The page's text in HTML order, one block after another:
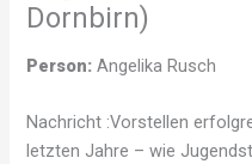
Dornbirn)
Person: Angelika Rusch
Nachricht :Vorstellen
letzten Jahre – wie